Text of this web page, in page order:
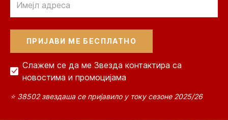
Слажем се да ме Звезда контактира са
новостима и промоцијама
⭐ 38502 звездаша се пријавило у току сезоне 2025/26